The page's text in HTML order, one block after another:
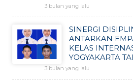
3 bulan yang lalu
SINERGI
ANTARKAN
KELAS
YOGYAKARTA
3 bulan yang lalu